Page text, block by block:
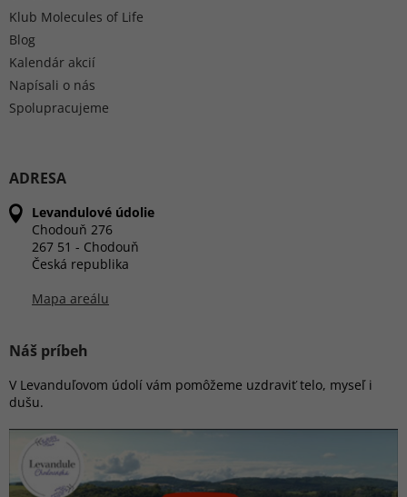
Klub Molecules of Life
Blog
Kalendár akcií
Napísali o nás
Spolupracujeme
ADRESA
Levandulové údolie
Chodouň 276
267 51 - Chodouň
Česká republika
Mapa areálu
Náš príbeh
V Levanduľovom údolí vám pomôžeme uzdraviť telo, myseľ i
dušu.